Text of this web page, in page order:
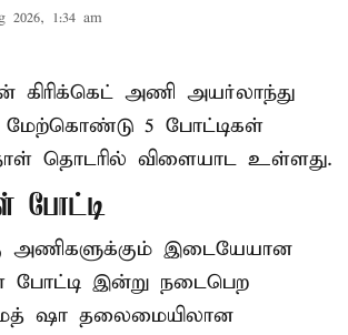
2026, 1:34 am
கிரிக்கெட் அணி அயர்லாந்து
மேற்கொண்டு 5 போட்டிகள்
தொடரில் விளையாட உள்ளது.
போட்டி
அணிகளுக்கும் இடையேயான
போட்டி இன்று நடைபெற
ஷா தலைமையிலான